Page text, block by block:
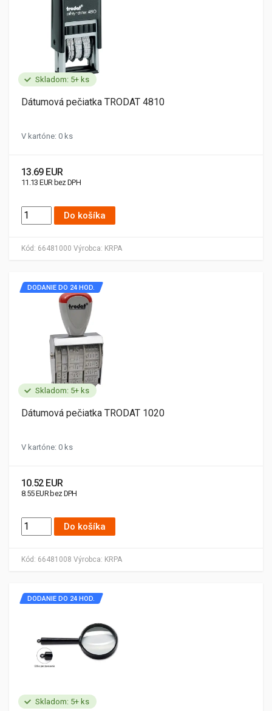
Skladom: 5+ ks
Kód: 66481000 Výrobca: KRPA
Dátumová pečiatka TRODAT 4810
V kartóne: 0 ks
13.69 EUR
11.13 EUR bez DPH
Do košíka
Skladom: 5+ ks
Kód: 66481008 Výrobca: KRPA
DODANIE DO 24 HOD.
Dátumová pečiatka TRODAT 1020
V kartóne: 0 ks
10.52 EUR
8.55 EUR bez DPH
Do košíka
Skladom: 5+ ks
DODANIE DO 24 HOD.